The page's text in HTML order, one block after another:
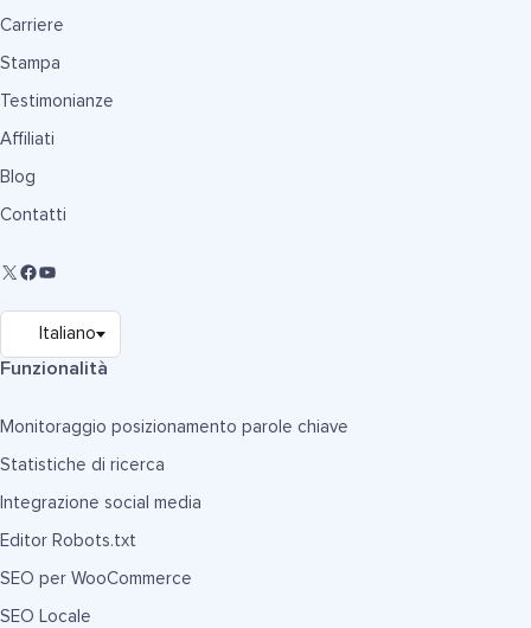
Carriere
Stampa
Testimonianze
Affiliati
Blog
Contatti
Funzionalità
Monitoraggio posizionamento parole chiave
Statistiche di ricerca
Integrazione social media
Editor Robots.txt
SEO per WooCommerce
SEO Locale